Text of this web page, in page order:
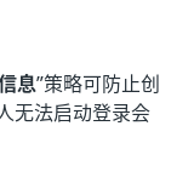
息”策略可防止创
无法启动登录会